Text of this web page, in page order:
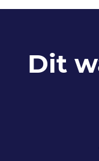
Dit